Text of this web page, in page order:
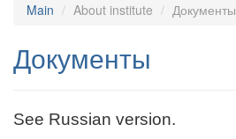
Main About institute Документы
Документы
See Russian version.